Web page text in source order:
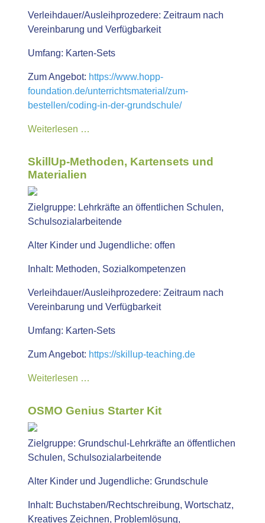
Verleihdauer/Ausleihprozedere: Zeitraum nach
Vereinbarung und Verfügbarkeit
Umfang: Karten-Sets
Zum Angebot: https://www.hopp-
foundation.de/unterrichtsmaterial/zum-
bestellen/coding-in-der-grundschule/
Weiterlesen …
SkillUp-Methoden, Kartensets und
Materialien
Zielgruppe: Lehrkräfte an öffentlichen Schulen,
Schulsozialarbeitende
Alter Kinder und Jugendliche: offen
Inhalt: Methoden, Sozialkompetenzen
Verleihdauer/Ausleihprozedere: Zeitraum nach
Vereinbarung und Verfügbarkeit
Umfang: Karten-Sets
Zum Angebot: https://skillup-teaching.de
Weiterlesen …
OSMO Genius Starter Kit
Zielgruppe: Grundschul-Lehrkräfte an öffentlichen
Schulen, Schulsozialarbeitende
Alter Kinder und Jugendliche: Grundschule
Inhalt: Buchstaben/Rechtschreibung, Wortschatz,
Kreatives Zeichnen, Problemlösung,